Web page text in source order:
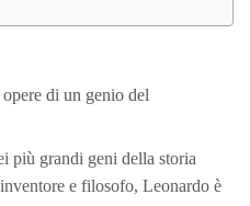
di un genio del
più grandi geni della storia
e filosofo, Leonardo è